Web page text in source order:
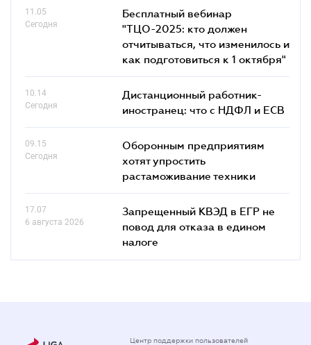
11.05
Сегодня
Бесплатный вебинар
"ТЦО-2025: кто должен
отчитываться, что изменилось и
как подготовиться к 1 октября"
10.14
Сегодня
Дистанционный работник-
иностранец: что с НДФЛ и ЕСВ
09.15
Сегодня
Оборонным предприятиям
хотят упростить
растаможивание техники
17.07
6 августа 2026
Запрещенный КВЭД в ЕГР не
повод для отказа в едином
налоге
Центр поддержки пользователей